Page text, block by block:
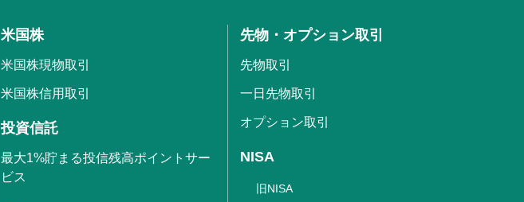
米国株
米国株現物取引
米国株信用取引
投資信託
最大1%貯まる投信残高ポイントサー
ビス
先物・オプション取引
先物取引
一日先物取引
オプション取引
NISA
旧NISA